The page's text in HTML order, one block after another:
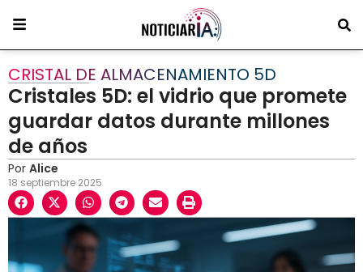
CRISTAL DE ALMACENAMIENTO 5D
Cristales 5D: el vidrio que promete
guardar datos durante millones
de años
Por Alice
18 septiembre 2025